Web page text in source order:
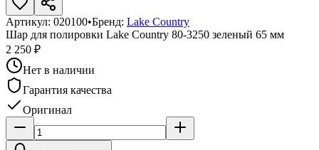
Артикул: 020100•Бренд: Lake Country
Шар для полировки Lake Country 80-3250 зеленый 65 мм
2 250 ₽
Нет в наличии
Гарантия качества
Оригинал